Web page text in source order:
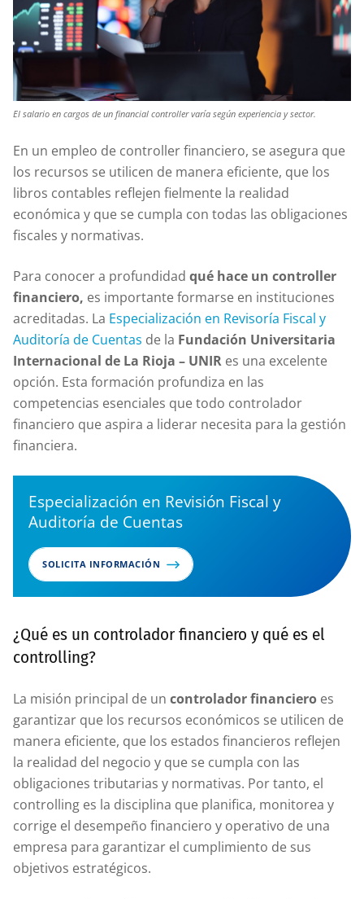
El salario en cargos de un financial controller varía según experiencia y sector.
En un empleo de controller financiero, se asegura que
los recursos se utilicen de manera eficiente, que los
libros contables reflejen fielmente la realidad
económica y que se cumpla con todas las obligaciones
fiscales y normativas.
Para conocer a profundidad qué hace un controller
financiero, es importante formarse en instituciones
acreditadas. La Especialización en Revisoría Fiscal y
Auditoría de Cuentas de la Fundación Universitaria
Internacional de La Rioja – UNIR es una excelente
opción. Esta formación profundiza en las
competencias esenciales que todo controlador
financiero que aspira a liderar necesita para la gestión
financiera.
Especialización en Revisión Fiscal y
Auditoría de Cuentas
SOLICITA INFORMACIÓN
¿Qué es un controlador financiero y qué es el
controlling?
La misión principal de un controlador financiero es
garantizar que los recursos económicos se utilicen de
manera eficiente, que los estados financieros reflejen
la realidad del negocio y que se cumpla con las
obligaciones tributarias y normativas. Por tanto, el
controlling es la disciplina que planifica, monitorea y
corrige el desempeño financiero y operativo de una
empresa para garantizar el cumplimiento de sus
objetivos estratégicos.